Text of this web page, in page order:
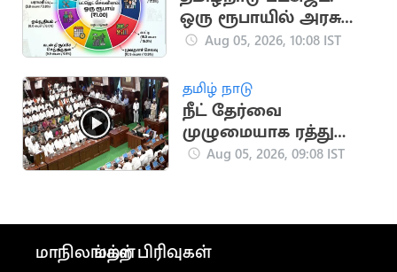
ஒரு ரூபாயில் அரசு
செய்யும் செலவு
Aug 05, 2026, 10:08 IST
தமிழ் நாடு
நீட் தேர்வை
முழுமையாக ரத்து
செய்ய
Aug 05, 2026, 09:08 IST
மாநிலங்கள்மற்ற பிரிவுகள்